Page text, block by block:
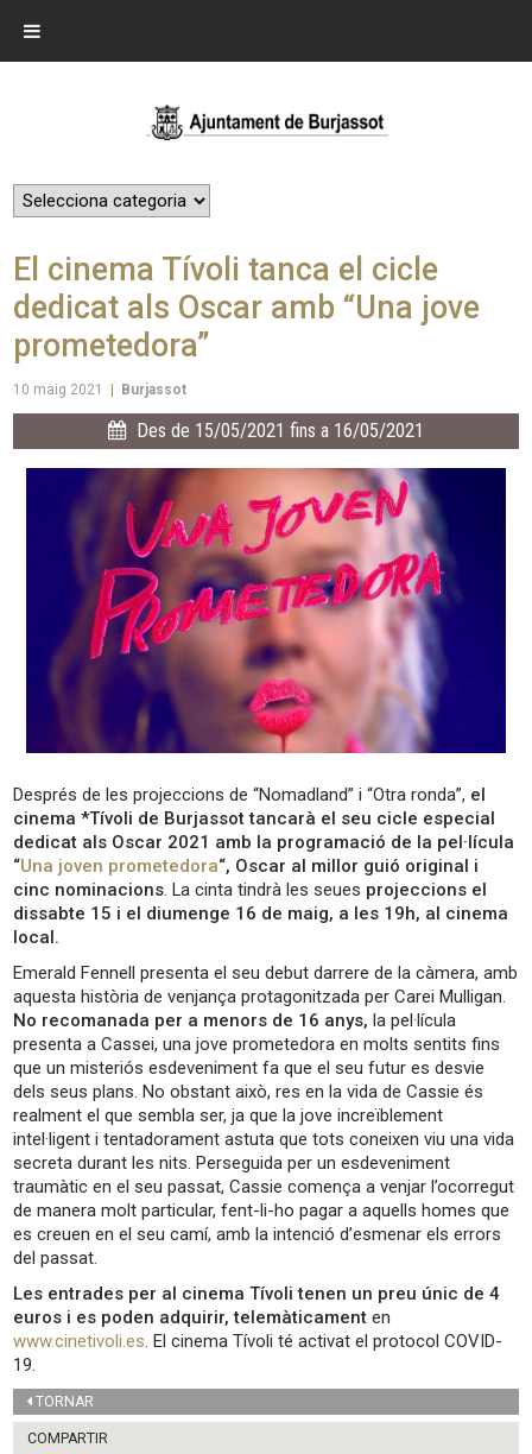
El cinema Tívoli tanca el cicle
dedicat als Oscar amb “Una jove
prometedora”
10 maig 2021 Burjassot
Des de 15/05/2021 fins a 16/05/2021
Després de les projeccions de “Nomadland” i “Otra ronda”, el
cinema *Tívoli de Burjassot tancarà el seu cicle especial
dedicat als Oscar 2021 amb la programació de la pel·lícula
“Una joven prometedora“, Oscar al millor guió original i
cinc nominacions. La cinta tindrà les seues projeccions el
dissabte 15 i el diumenge 16 de maig, a les 19h, al cinema
local.
Emerald Fennell presenta el seu debut darrere de la càmera, amb
aquesta història de venjança protagonitzada per Carei Mulligan.
No recomanada per a menors de 16 anys, la pel·lícula
presenta a Cassei, una jove prometedora en molts sentits fins
que un misteriós esdeveniment fa que el seu futur es desvie
dels seus plans. No obstant això, res en la vida de Cassie és
realment el que sembla ser, ja que la jove increïblement
intel·ligent i tentadorament astuta que tots coneixen viu una vida
secreta durant les nits. Perseguida per un esdeveniment
traumàtic en el seu passat, Cassie comença a venjar l’ocorregut
de manera molt particular, fent-li-ho pagar a aquells homes que
es creuen en el seu camí, amb la intenció d’esmenar els errors
del passat.
Les entrades per al cinema Tívoli tenen un preu únic de 4
euros i es poden adquirir, telemàticament en
www.cinetivoli.es. El cinema Tívoli té activat el protocol COVID-
19.
TORNAR
COMPARTIR